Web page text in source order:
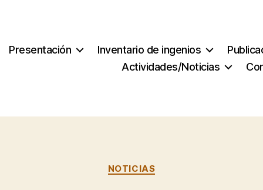
Presentación Inventario de ingenios
Actividades/Noticias
Categorías
NOTICIAS